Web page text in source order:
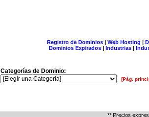
Registro de Dominios| Web Hosting |
Dominios Expirados | Industrias |
Categorías de Dominio:
[Pág.
** Precios